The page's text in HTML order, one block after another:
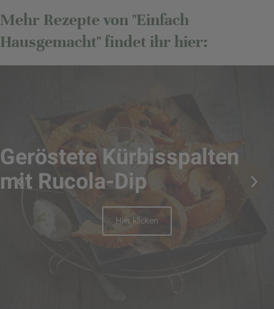
Mehr Rezepte von "Einfach
Hausgemacht" findet ihr hier:
Geröstete Kürbisspalten
mit Rucola-Dip
Hier klicken